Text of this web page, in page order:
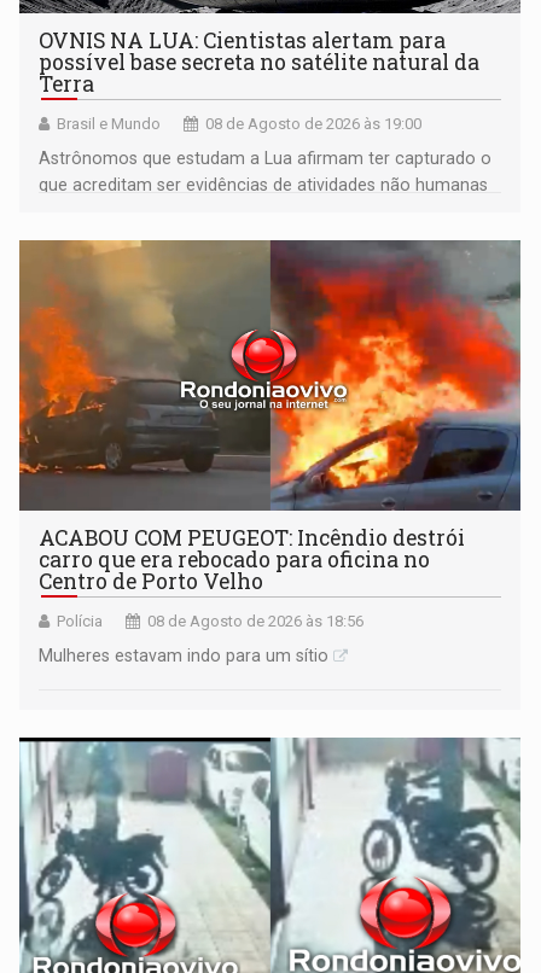
OVNIS NA LUA: Cientistas alertam para
possível base secreta no satélite natural da
Terra
Brasil e Mundo 08 de Agosto de 2026 às 19:00
Astrônomos que estudam a Lua afirmam ter capturado o
que acreditam ser evidências de atividades não humanas
órbita
ACABOU COM PEUGEOT: Incêndio destrói
carro que era rebocado para oficina no
Centro de Porto Velho
Polícia 08 de Agosto de 2026 às 18:56
Mulheres estavam indo para um sítio